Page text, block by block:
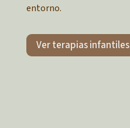
entorno.
Ver terapias infantiles